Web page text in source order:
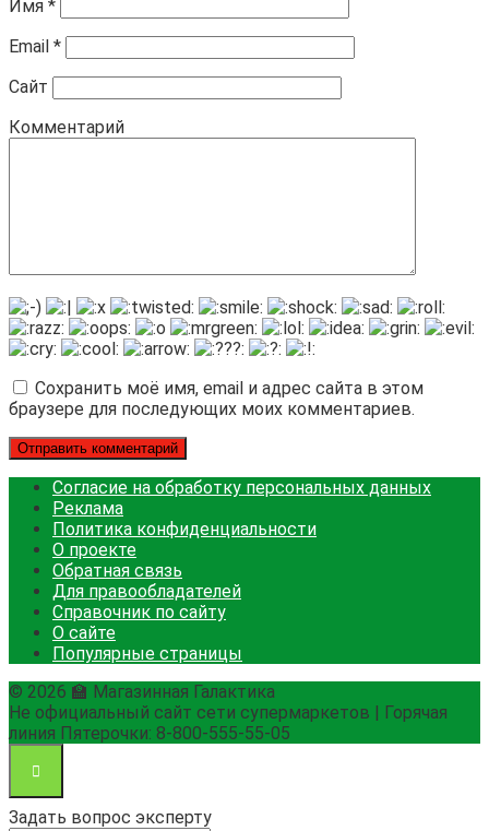
Имя *
Email *
Сайт
Комментарий
Сохранить моё имя, email и адрес сайта в этом
браузере для последующих моих комментариев.
Согласие на обработку персональных данных
Реклама
Политика конфиденциальности
О проекте
Обратная связь
Для правообладателей
Справочник по сайту
О сайте
Популярные страницы
© 2026 🏫 Магазинная Галактика
Не официальный сайт сети супермаркетов | Горячая
линия Пятерочки: 8-800-555-55-05
Задать вопрос эксперту